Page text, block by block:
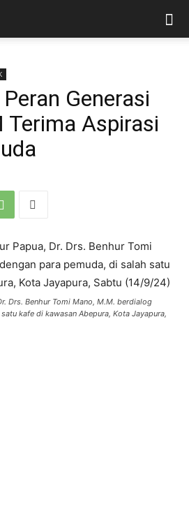
Generasi
Terima Aspirasi
Drs. Benhur Tomi Mano, M.M. berdialog
kafe di kawasan Abepura, Kota Jayapura,